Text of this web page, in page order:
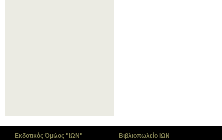
Εκδοτικός Όμιλος "ΙΩΝ"
Βιβλιοπωλείο ΙΩΝ